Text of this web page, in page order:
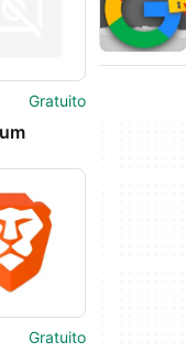
Gratuito
Gratuito